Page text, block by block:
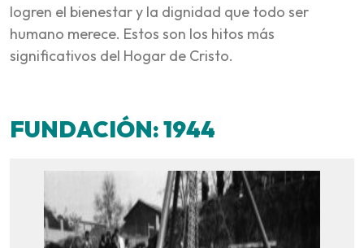
logren el bienestar y la dignidad que todo ser
humano merece. Estos son los hitos más
significativos del Hogar de Cristo.
FUNDACIÓN: 1944